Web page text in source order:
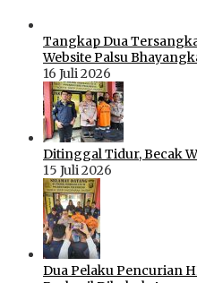
Tangkap Dua
Website Palsu
16 Juli 2026
Ditinggal Tidur, Becak
15 Juli 2026
Dua Pelaku Pencurian